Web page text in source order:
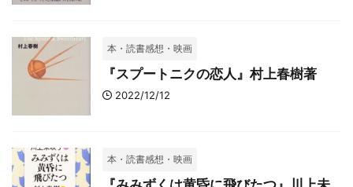
本・読書感想・映画
『スプートニクの恋人』村上春樹著
2022/12/12
本・読書感想・映画